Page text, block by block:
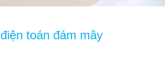
toán đám mây